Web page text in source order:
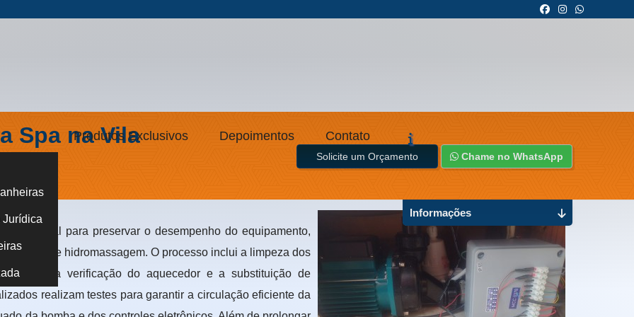
Jurídica
Produtos Exclusivos Depoimentos Contato
Spa na Vila
Solicite um Orçamento Chame no WhatsApp
para preservar o desempenho do equipamento,
de hidromassagem. O processo inclui a limpeza dos
a verificação do aquecedor e a substituição de
realizam testes para garantir a circulação eficiente da
Informações